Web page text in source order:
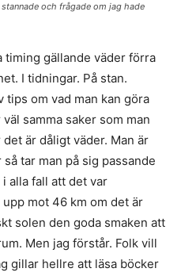
och frågade om jag hade
timing gällande väder förra
I tidningar. På stan.
tips om vad man kan göra
samma saker som man
är dåligt väder. Man är
tar man på sig passande
alla fall att det var
mot 46 km om det är
solen den goda smaken att
Men jag förstår. Folk vill
gillar hellre att läsa böcker